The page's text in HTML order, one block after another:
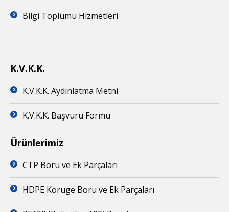
Bilgi Toplumu Hizmetleri
K.V.K.K.
K.V.K.K. Aydınlatma Metni
K.V.K.K. Başvuru Formu
Ürünlerimiz
CTP Boru ve Ek Parçaları
HDPE Koruge Boru ve Ek Parçaları